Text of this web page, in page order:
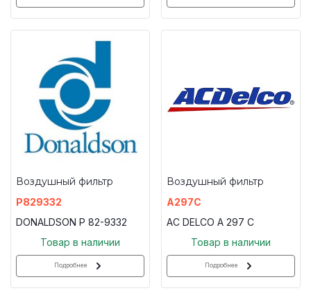
Воздушный фильтр
P829332
DONALDSON P 82-9332
Товар в наличии
Подробнее
Воздушный фильтр
A297C
AC DELCO A 297 C
Товар в наличии
Подробнее